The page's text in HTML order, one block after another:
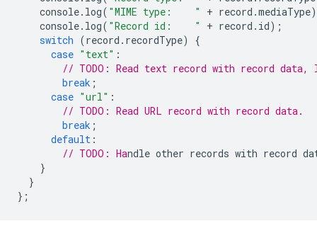
console. log( "MIME type:    " + record .mediaType
console. log( "Record id:    " + record . id);
switch (record . recordType)
{
case "text" :
// TODO: Read text record with record data,
break ;
case "url" :
// TODO: Read URL record with record data.
break ;
default :
// TODO: Ha
}
}
};